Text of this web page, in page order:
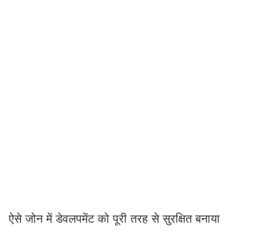
ऐसे जोन में डेवलपमेंट को पूरी तरह से सुरक्षित बनाया